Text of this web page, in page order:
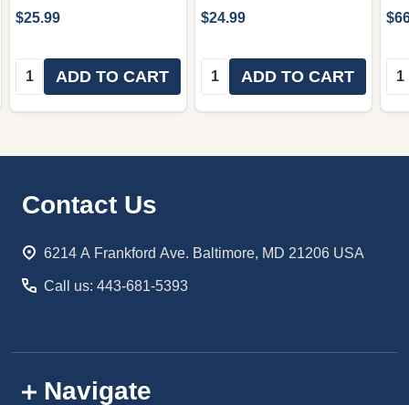
$25.99
Quantity:ADD TO CART
$24.99
Quantity:ADD TO CART
Footer
Contact Us
6214 A Frankford Ave. Baltimore, MD 21206 USA
Call us: 443-681-5393
Navigate